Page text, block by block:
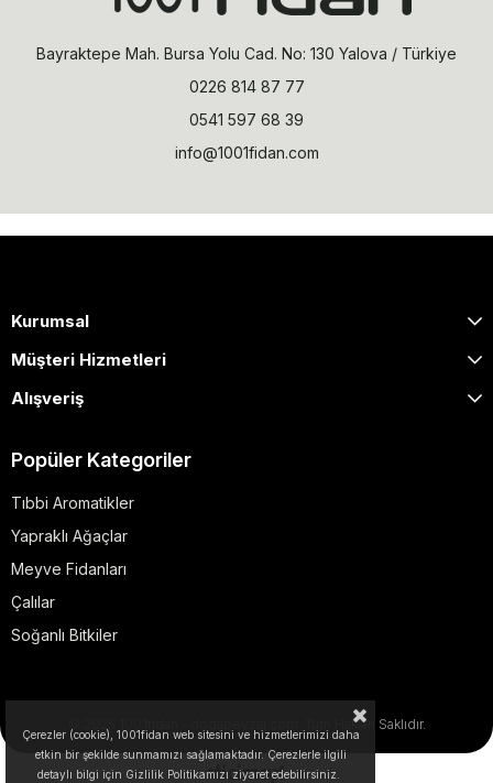
Bayraktepe Mah. Bursa Yolu Cad. No: 130 Yalova / Türkiye
0226 814 87 77
0541 597 68 39
info@1001fidan.com
Kurumsal
Müşteri Hizmetleri
Alışveriş
Popüler Kategoriler
Tıbbi Aromatikler
Yapraklı Ağaçlar
Meyve Fidanları
Çalılar
Soğanlı Bitkiler
© 2025 1001fidan - dogapeyzaj.com. Tüm Hakları Saklıdır.
Çerezler (cookie), 1001fidan web sitesini ve hizmetlerimizi daha
etkin bir şekilde sunmamızı sağlamaktadır. Çerezlerle ilgili
detaylı bilgi için Gizlilik Politikamızı ziyaret edebilirsiniz.